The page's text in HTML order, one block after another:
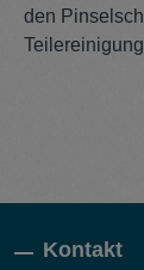
den
Kontakt